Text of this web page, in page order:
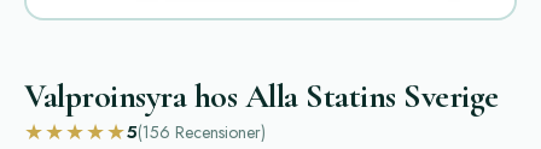
Valproinsyra hos Alla Statins Sverige
★★★★★5(156 Recensioner)